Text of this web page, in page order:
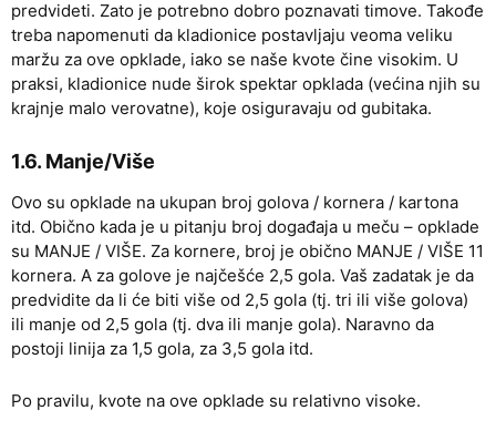
predvideti. Zato je potrebno dobro poznavati timove. Takođe
treba napomenuti da kladionice postavljaju veoma veliku
maržu za ove opklade, iako se naše kvote čine visokim. U
praksi, kladionice nude širok spektar opklada (većina njih su
krajnje malo verovatne), koje osiguravaju od gubitaka.
1.6. Manje/Više
Ovo su opklade na ukupan broj golova / kornera / kartona
itd. Obično kada je u pitanju broj događaja u meču – opklade
su MANJE / VIŠE. Za kornere, broj je obično MANJE / VIŠE 11
kornera. A za golove je najčešće 2,5 gola. Vaš zadatak je da
predvidite da li će biti više od 2,5 gola (tj. tri ili više golova)
ili manje od 2,5 gola (tj. dva ili manje gola). Naravno da
postoji linija za 1,5 gola, za 3,5 gola itd.
Po pravilu, kvote na ove opklade su relativno visoke.